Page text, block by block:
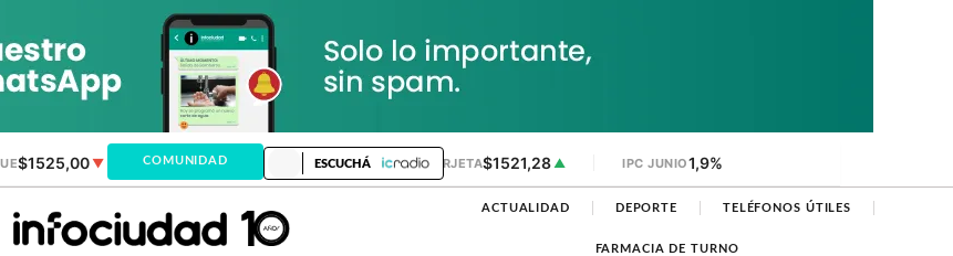
$1525,00▼ DÓLAR MEP ▲ DÓLAR TARJETA$1521,28 ▲ IPC JUNIO1,9%
COMUNIDAD ESCUCHÁ
ACTUALIDAD DEPORTE TELÉFONOS ÚTILES
FARMACIA DE TURNO